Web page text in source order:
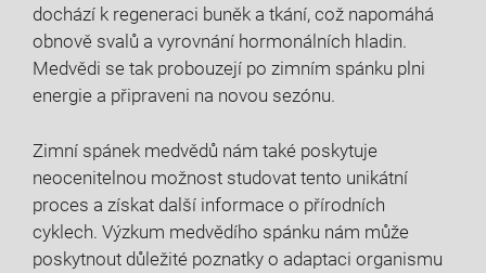
dochází⁢ k regeneraci buněk a tkání, což napomáhá
obnově svalů a vyrovnání hormonálních hladin.
Medvědi se tak probouzejí po zimním spánku plni
energie‍ a připraveni na novou ‌sezónu.
Zimní spánek ⁣medvědů nám také poskytuje
neocenitelnou možnost studovat⁣ tento unikátní
proces a získat další informace o přírodních
cyklech. Výzkum medvědího spánku nám může
poskytnout důležité poznatky ​o adaptaci organismu